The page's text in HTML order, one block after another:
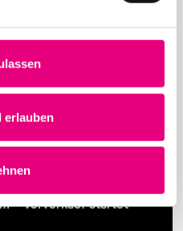
erlauben
– Vorverkauf startet